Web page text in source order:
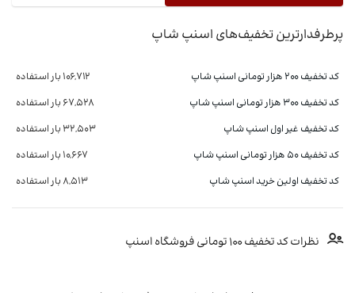
پرطرفدارترین تخفیف‌های اسنپ شاپ
کد تخفیف ۲۰۰ هزار تومانی اسنپ شاپ
106,712 بار استفاده
کد تخفیف 300 هزار تومانی اسنپ شاپ
67,528 بار استفاده
کد تخفیف غیر اول اسنپ شاپ
32,503 بار استفاده
کد تخفیف ۵۰ هزار تومانی اسنپ شاپ
10,667 بار استفاده
کد تخفیف اولین خرید اسنپ شاپ
8,513 بار استفاده
نظرات کد تخفیف ۱۰۰ تومانی فروشگاه اسنپ